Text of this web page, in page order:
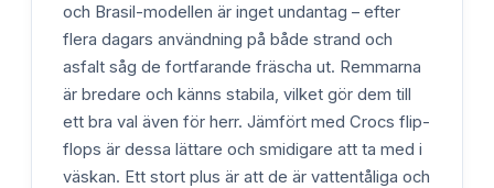
och Brasil-modellen är inget undantag – efter
flera dagars användning på både strand och
asfalt såg de fortfarande fräscha ut. Remmarna
är bredare och känns stabila, vilket gör dem till
ett bra val även för herr. Jämfört med Crocs flip-
flops är dessa lättare och smidigare att ta med i
väskan. Ett stort plus är att de är vattentåliga och